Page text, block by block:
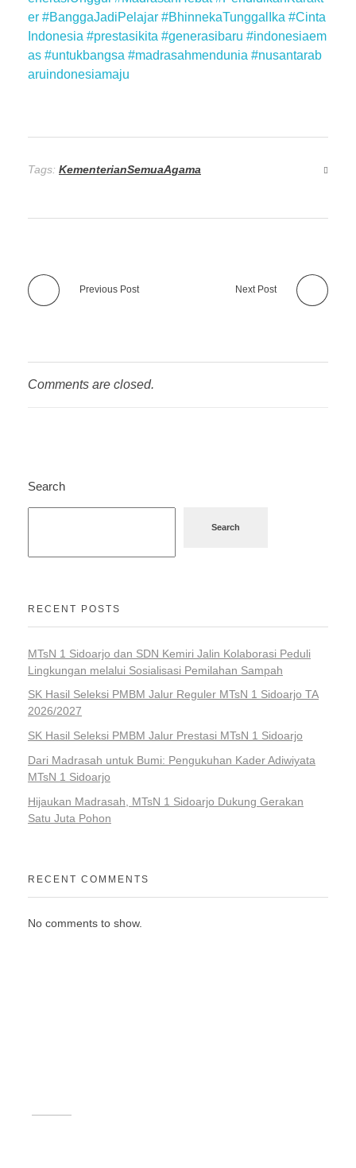
er #BanggaJadiPelajar #BhinnekaTunggalIka #Cinta
Indonesia #prestasikita #generasibaru #indonesiaem
as #untukbangsa #madrasahmendunia #nusantarab
aruindonesiamaju
Tags: KementerianSemuaAgama
Previous Post Next Post
Comments are closed.
Search
Search
RECENT POSTS
MTsN 1 Sidoarjo dan SDN Kemiri Jalin Kolaborasi Peduli
Lingkungan melalui Sosialisasi Pemilahan Sampah
SK Hasil Seleksi PMBM Jalur Reguler MTsN 1 Sidoarjo TA
2026/2027
SK Hasil Seleksi PMBM Jalur Prestasi MTsN 1 Sidoarjo
Dari Madrasah untuk Bumi: Pengukuhan Kader Adiwiyata
MTsN 1 Sidoarjo
Hijaukan Madrasah, MTsN 1 Sidoarjo Dukung Gerakan
Satu Juta Pohon
RECENT COMMENTS
No comments to show.